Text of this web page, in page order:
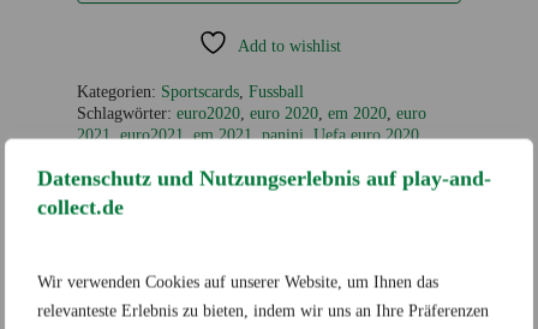
Datenschutz und Nutzungserlebnis auf play-and-
collect.de
Wir verwenden Cookies auf unserer Website, um Ihnen das
relevanteste Erlebnis zu bieten, indem wir uns an Ihre Präferenzen
Add to wishlist
Kategorien: Sportscards Fussball
Schlagwörter: euro2020 euro 2020 em 2020 euro
2021,euro2021,em 2021,panini,Uefa euro 2020,
Zusätzliche Informationen